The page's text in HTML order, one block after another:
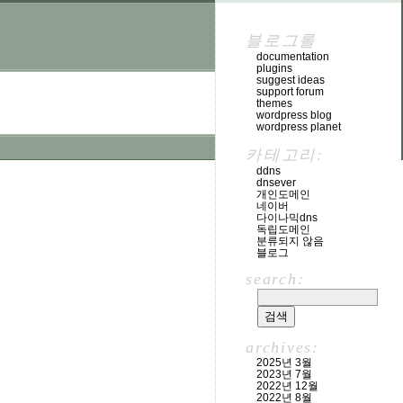
블로그롤
documentation
plugins
suggest ideas
support forum
themes
wordpress blog
wordpress planet
카테고리:
ddns
dnsever
개인도메인
네이버
다이나믹dns
독립도메인
분류되지 않음
블로그
search:
archives:
2025년 3월
2023년 7월
2022년 12월
2022년 8월